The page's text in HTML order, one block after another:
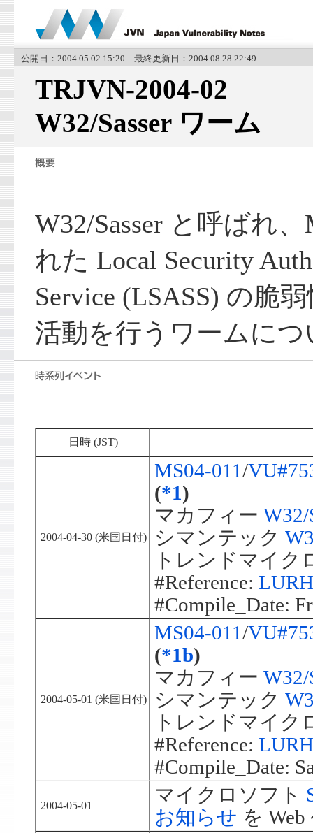
公開日：2004.05.02 15:20 最終更新日：2004.08.28 22:49
TRJVN-2004-02
W32/Sasser ワーム
W32/Sasser と呼ばれ
れた Local Security
Service (LSASS) の脆
活動を行うワームに
日時 (JST)
2004-04-30 (米国日付)
MS04-011/
(*1)
マカフィー W32/
シマンテック
トレンドマイク
#Reference:
#Compile_Date:
2004-05-01 (米国日付)
MS04-011/
(*1b)
マカフィー W32/
シマンテック
トレンドマイク
#Reference:
#Compile_Date:
2004-05-01 マイクロソフト
お知らせ を Web